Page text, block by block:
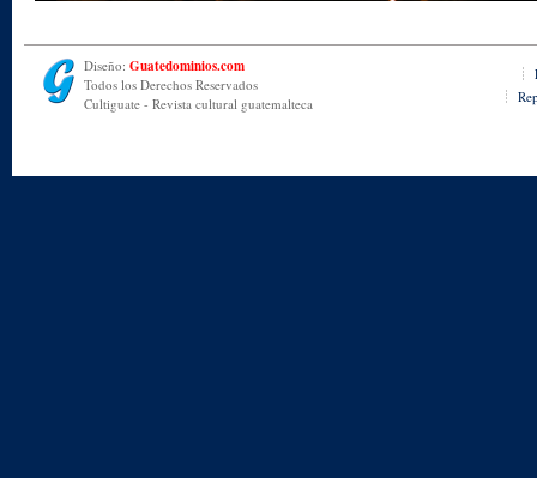
Diseño: Guatedominios.com
Todos los Derechos Reservados
Cultiguate - Revista cultural guatemalteca